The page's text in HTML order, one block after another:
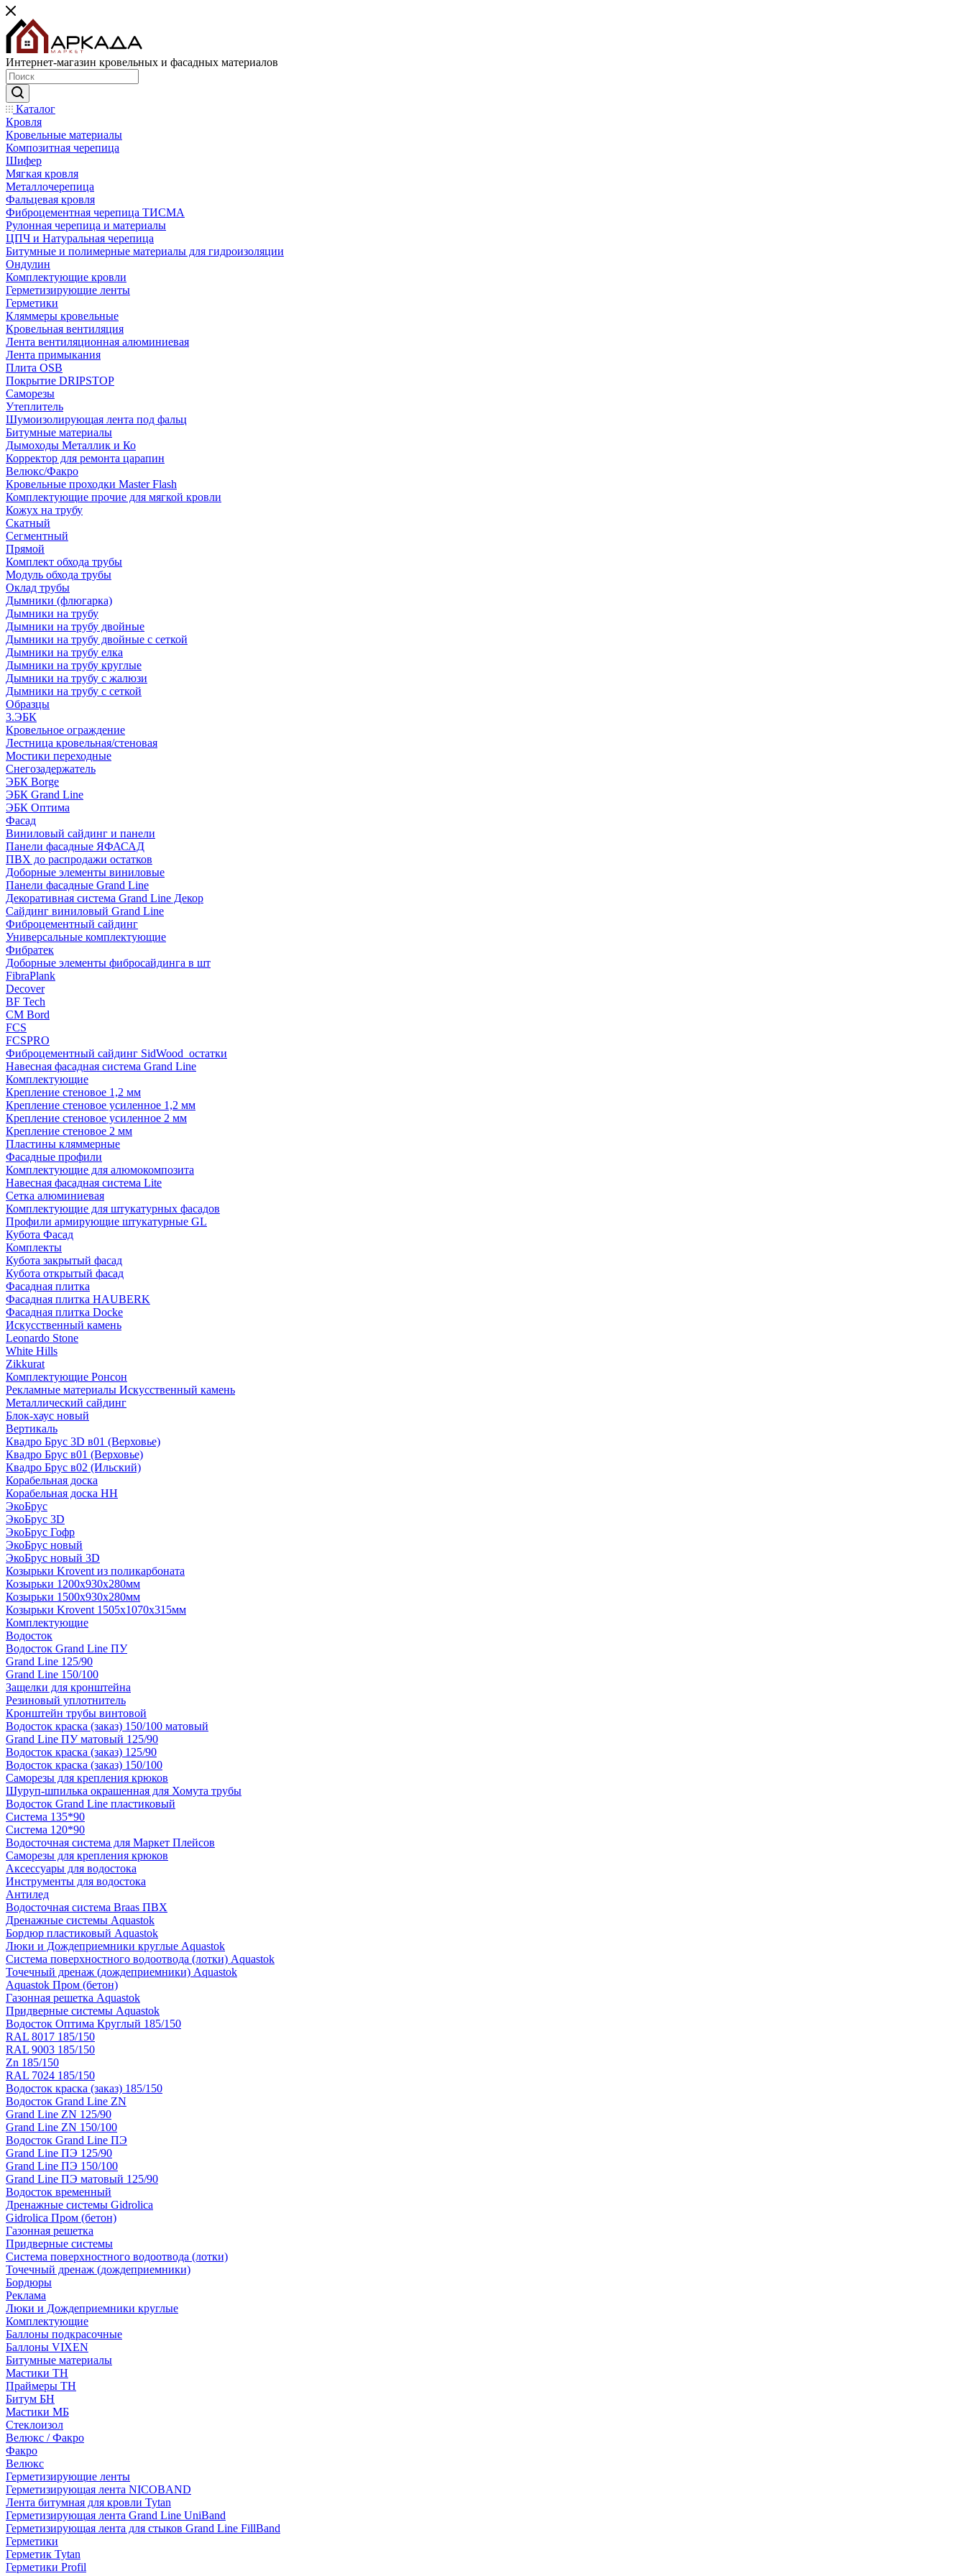
Интернет-магазин кровельных и фасадных материалов
Каталог
Кровля
Кровельные материалы
Композитная черепица
Шифер
Мягкая кровля
Металлочерепица
Фальцевая кровля
Фиброцементная черепица ТИСМА
Рулонная черепица и материалы
ЦПЧ и Натуральная черепица
Битумные и полимерные материалы для гидроизоляции
Ондулин
Комплектующие кровли
Герметизирующие ленты
Герметики
Кляммеры кровельные
Кровельная вентиляция
Лента вентиляционная алюминиевая
Лента примыкания
Плита OSB
Покрытие DRIPSTOP
Саморезы
Утеплитель
Шумоизолирующая лента под фальц
Битумные материалы
Дымоходы Металлик и Ко
Корректор для ремонта царапин
Велюкс/Факро
Кровельные проходки Master Flash
Комплектующие прочие для мягкой кровли
Кожух на трубу
Скатный
Сегментный
Прямой
Комплект обхода трубы
Модуль обхода трубы
Оклад трубы
Дымники (флюгарка)
Дымники на трубу
Дымники на трубу двoйные
Дымники на трубу двoйные с сеткой
Дымники на трубу елка
Дымники на трубу круглые
Дымники на трубу с жалюзи
Дымники на трубу с сеткой
Образцы
3.ЭБК
Кровельное ограждение
Лестница кровельная/стеновая
Мостики переходные
Снегозадержатель
ЭБК Borge
ЭБК Grand Line
ЭБК Оптима
Фасад
Виниловый сайдинг и панели
Панели фасадные ЯФАСАД
ПВХ до распродажи остатков
Доборные элементы виниловые
Панели фасадные Grand Line
Декоративная система Grand Line Декор
Сайдинг виниловый Grand Line
Фиброцементный сайдинг
Универсальные комплектующие
Фибратек
Доборные элементы фибросайдинга в шт
FibraPlank
Decover
BF Tech
CM Bord
FCS
FCSPRO
Фиброцементный сайдинг SidWood_остатки
Навесная фасадная система Grand Line
Комплектующие
Крепление стеновое 1,2 мм
Крепление стеновое усиленное 1,2 мм
Крепление стеновое усиленное 2 мм
Крепление стеновое 2 мм
Пластины кляммерные
Фасадные профили
Комплектующие для алюмокомпозита
Навесная фасадная система Lite
Сетка алюминиевая
Комплектующие для штукатурных фасадов
Профили армирующие штукатурные GL
Кубота Фасад
Комплекты
Кубота закрытый фасад
Кубота открытый фасад
Фасадная плитка
Фасадная плитка HAUBERK
Фасадная плитка Docke
Искусственный камень
Leonardo Stone
White Hills
Zikkurat
Комплектующие Ронсон
Рекламные материалы Искусственный камень
Металлический сайдинг
Блок-хаус новый
Вертикаль
Квадро Брус 3D в01 (Верховье)
Квадро Брус в01 (Верховье)
Квадро Брус в02 (Ильский)
Корабельная доска
Корабельная доска НН
ЭкоБрус
ЭкоБрус 3D
ЭкоБрус Гофр
ЭкоБрус новый
ЭкоБрус новый 3D
Козырьки Krovent из поликарбоната
Козырьки 1200х930х280мм
Козырьки 1500х930х280мм
Козырьки Krovent 1505х1070х315мм
Комплектующие
Водосток
Водосток Grand Line ПУ
Grand Line 125/90
Grand Line 150/100
Защелки для кронштейна
Резиновый уплотнитель
Кронштейн трубы винтовой
Водосток краска (заказ) 150/100 матовый
Grand Line ПУ матовый 125/90
Водосток краска (заказ) 125/90
Водосток краска (заказ) 150/100
Саморезы для крепления крюков
Шуруп-шпилька окрашенная для Хомута трубы
Водосток Grand Line пластиковый
Система 135*90
Система 120*90
Водосточная система для Маркет Плейсов
Саморезы для крепления крюков
Аксессуары для водостока
Инструменты для водостока
Антилед
Водосточная система Braas ПВХ
Дренажные системы Aquastok
Бордюр пластиковый Aquastok
Люки и Дождеприемники круглые Aquastok
Система поверхностного водоотвода (лотки) Aquastok
Точечный дренаж (дождеприемники) Aquastok
Aquastok Пром (бетон)
Газонная решетка Aquastok
Придверные системы Aquastok
Водосток Оптима Круглый 185/150
RAL 8017 185/150
RAL 9003 185/150
Zn 185/150
RAL 7024 185/150
Водосток краска (заказ) 185/150
Водосток Grand Line ZN
Grand Line ZN 125/90
Grand Line ZN 150/100
Водосток Grand Line ПЭ
Grand Line ПЭ 125/90
Grand Line ПЭ 150/100
Grand Line ПЭ матовый 125/90
Водосток временный
Дренажные системы Gidrolica
Gidrolica Пром (бетон)
Газонная решетка
Придверные системы
Система поверхностного водоотвода (лотки)
Точечный дренаж (дождеприемники)
Бордюры
Рекламa
Люки и Дождеприемники круглые
Комплектующие
Баллоны подкрасочные
Баллоны VIXEN
Битумные материалы
Мастики ТН
Праймеры ТН
Битум БН
Мастики МБ
Стеклоизол
Велюкс / Факро
Факро
Велюкс
Герметизирующие ленты
Герметизирующая лента NICOBAND
Лента битумная для кровли Tytan
Герметизирующая лента Grand Line UniBand
Герметизирующая лента для стыков Grand Line FillBand
Герметики
Герметик Tytan
Герметики Profil